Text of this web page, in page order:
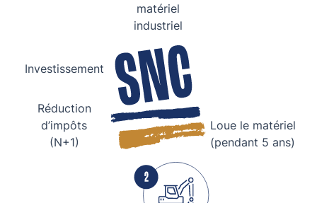
Investissement
Réduction
d’impôts
(N+1)
matériel
industriel
Loue le matériel
(pendant 5 ans)